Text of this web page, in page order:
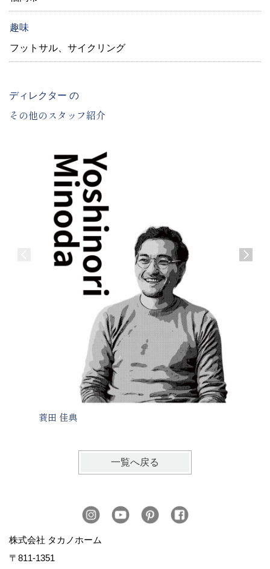
趣味
フットサル、サイクリング
ディレクター の
その他のスタッフ紹介
蓑田 佳典
一覧へ戻る
株式会社 タカノホーム
〒811-1351